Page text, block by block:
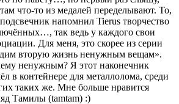
что-то из медалей переделывают. То,
напомнил Tierus творчество
так ведь у каждого свои
Для меня, это скорее из серии
вторую жизнь ненужным вещам».
ненужным? Я этот наконечник
в контейнере для металлолома, среди
таких же. Мне больше нравится
Тамилы (tamtam) :)